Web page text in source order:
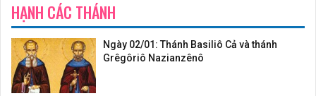
HẠNH CÁC THÁNH
Ngày 02/01: Thánh Basiliô Cả và thánh
Grêgôriô Nazianzênô